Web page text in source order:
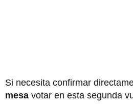
Si necesita confirmar
mesa votar en esta segunda